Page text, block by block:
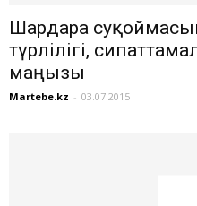
Шардара
түрлілігі,
маңызы
Martebe.kz - 03.07.2015